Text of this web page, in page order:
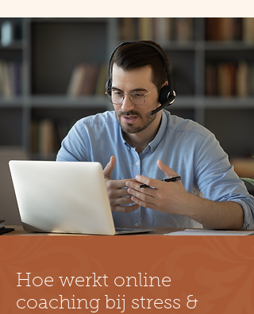
​Hoe werkt online
coaching bij stress &